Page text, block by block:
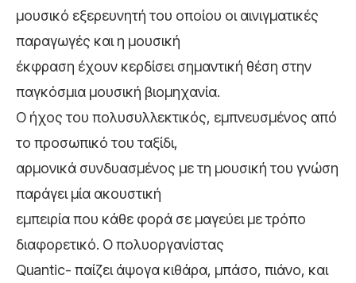
μουσικό εξερευνητή του οποίου οι αινιγματικές
παραγωγές και η μουσική
έκφραση έχουν κερδίσει σημαντική θέση στην
παγκόσμια μουσική βιομηχανία.
Ο ήχος του πολυσυλλεκτικός, εμπνευσμένος από
το προσωπικό του ταξίδι,
αρμονικά συνδυασμένος με τη μουσική του γνώση
παράγει μία ακουστική
εμπειρία που κάθε φορά σε μαγεύει με τρόπο
διαφορετικό. Ο πολυοργανίστας
Quantic- παίζει άψογα κιθάρα, μπάσο, πιάνο, και